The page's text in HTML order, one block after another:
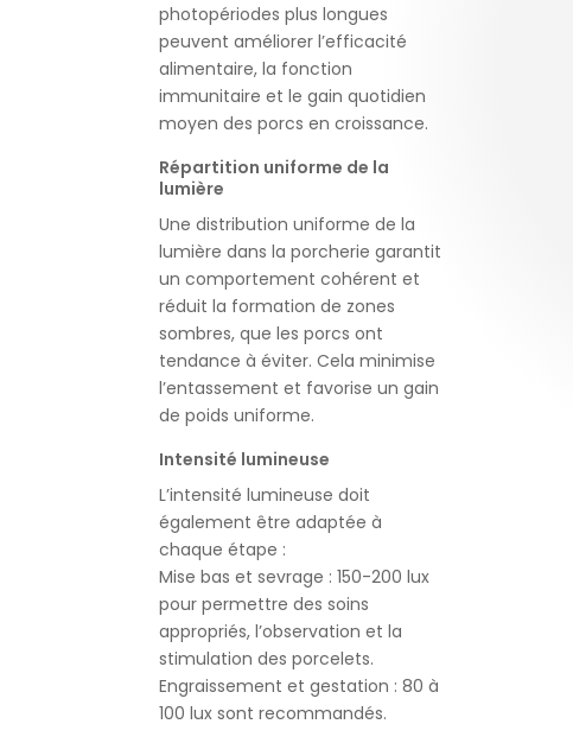
photopériodes plus longues
peuvent améliorer l’efficacité
alimentaire, la fonction
immunitaire et le gain quotidien
moyen des porcs en croissance.
Répartition uniforme de la
lumière
Une distribution uniforme de la
lumière dans la porcherie garantit
un comportement cohérent et
réduit la formation de zones
sombres, que les porcs ont
tendance à éviter. Cela minimise
l’entassement et favorise un gain
de poids uniforme.
Intensité lumineuse
L’intensité lumineuse doit
également être adaptée à
chaque étape :
Mise bas et sevrage : 150-200 lux
pour permettre des soins
appropriés, l’observation et la
stimulation des porcelets.
Engraissement et gestation : 80 à
100 lux sont recommandés.